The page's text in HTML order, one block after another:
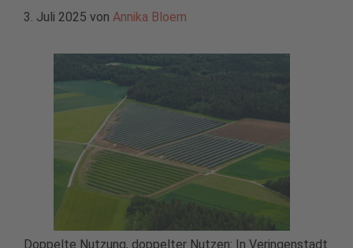
3. Juli 2025 von Annika Bloem
Doppelte Nutzung, doppelter Nutzen: In Veringenstadt